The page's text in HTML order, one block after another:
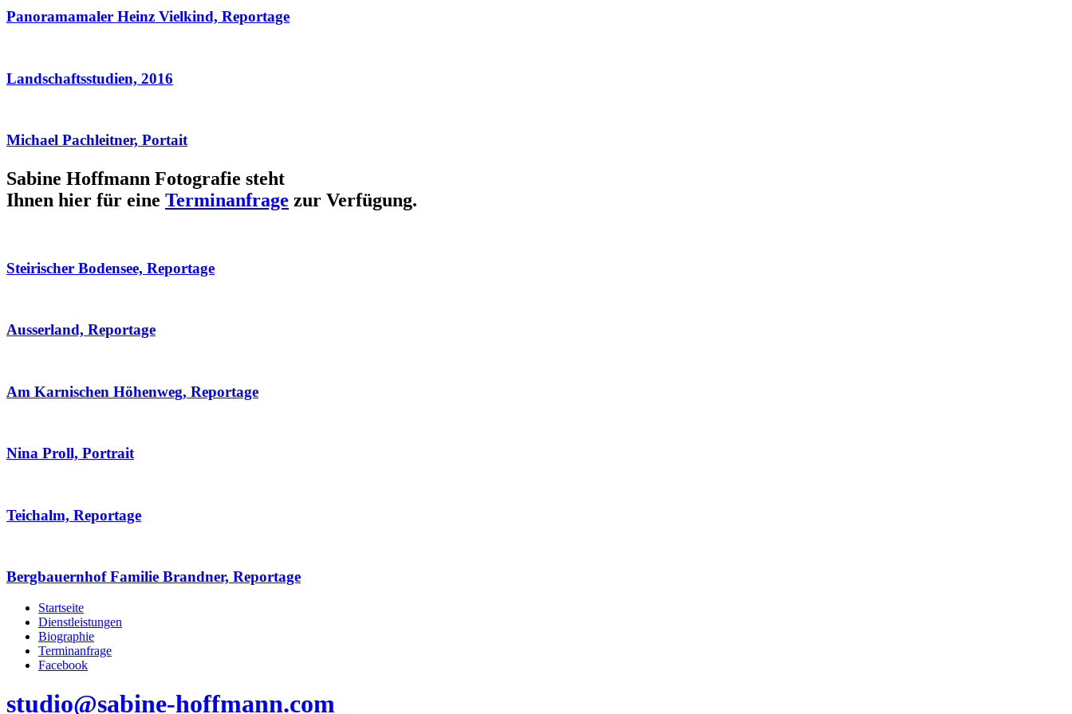
Panoramamaler Heinz Vielkind, Reportage
Landschaftsstudien, 2016
Michael Pachleitner, Portait
Sabine Hoffmann Fotografie steht
Ihnen hier für eine Terminanfrage zur Verfügung.
Steirischer Bodensee, Reportage
Ausserland, Reportage
Am Karnischen Höhenweg, Reportage
Nina Proll, Portrait
Teichalm, Reportage
Bergbauernhof Familie Brandner, Reportage
Startseite
Dienstleistungen
Biographie
Terminanfrage
Facebook
studio@sabine-hoffmann.com